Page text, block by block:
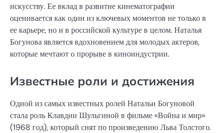
искусству. Ее вклад в развитие кинематографии
оценивается как один из ключевых моментов не только в
ее карьере, но и в российской культуре в целом. Наталья
Богунова является вдохновением для молодых актеров,
которые мечтают о прорыве в киноиндустрии.
Известные роли и достижения
Одной из самых известных ролей Натальи Богуновой
стала роль Клавдии Шульгиной в фильме «Война и мир»
(1968 год), который снят по произведению Льва Толстого.